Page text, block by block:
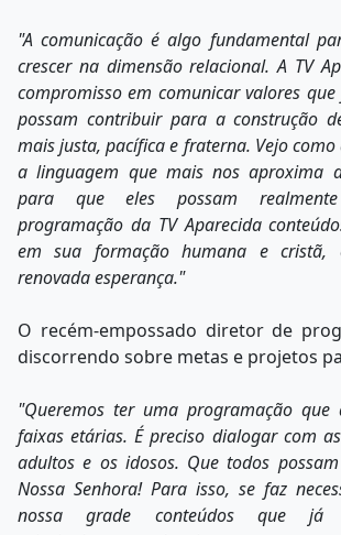
"A comunicação é algo fundamental
crescer na dimensão relacional. A TV
compromisso em comunicar valores
possam contribuir para a construção
mais justa, pacífica e fraterna. Vejo
a linguagem que mais nos aproxima
para que eles possam
programação da TV Aparecida
em sua formação humana e
renovada esperança."
O recém-empossado diretor de
discorrendo sobre metas e projetos
"Queremos ter uma programação que
faixas etárias. É preciso dialogar com
adultos e os idosos. Que todos
Nossa Senhora! Para isso, se faz
nossa grade conteúdos que já